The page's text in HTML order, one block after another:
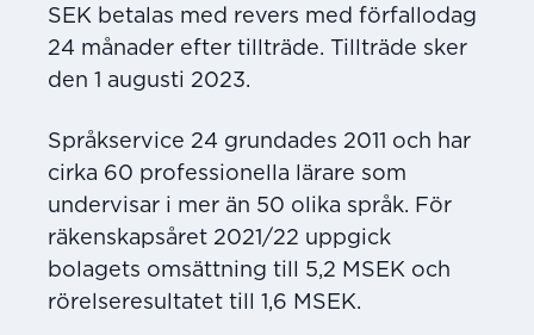
SEK betalas med revers med förfallodag
24 månader efter tillträde. Tillträde sker
den 1 augusti 2023.
Språkservice 24 grundades 2011 och har
cirka 60 professionella lärare som
undervisar i mer än 50 olika språk. För
räkenskapsåret 2021/22 uppgick
bolagets omsättning till 5,2 MSEK och
rörelseresultatet till 1,6 MSEK.